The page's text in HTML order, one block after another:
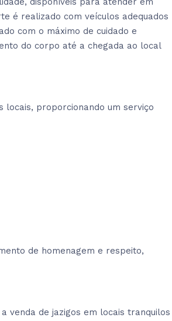
é realizado com veículos adequados
com o máximo de cuidado e
do corpo até a chegada ao local
locais, proporcionando um serviço
de homenagem e respeito,
venda de jazigos em locais tranquilos